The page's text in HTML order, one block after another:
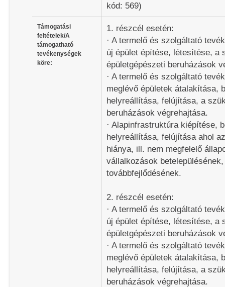
kód: 569)
Támogatási
feltételek/A
támogatható
tevékenységek
köre:
1. részcél esetén:
· A termelő és szolgáltató
új épület építése, létesítése, a
épületgépészeti beruházások
· A termelő és szolgáltató
meglévő épületek átalakítása,
helyreállítása, felújítása, a
beruházások végrehajtása.
· Alapinfrastruktúra kiépítése,
helyreállítása, felújítása ahol
hiánya, ill. nem megfelelő
vállalkozások
továbbfejlődésének.
2. részcél esetén:
· A termelő és szolgáltató
új épület építése, létesítése, a
épületgépészeti beruházások
· A termelő és szolgáltató
meglévő épületek átalakítása,
helyreállítása, felújítása, a
beruházások végrehajtása.